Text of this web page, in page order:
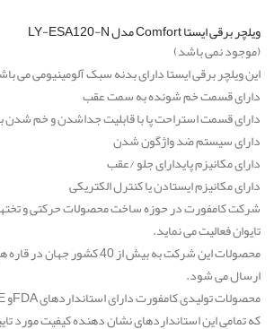
ویلچر برقی ایستا Comfort مدل LY-ESA120-N
(موجود نمی باشد)
این ویلچر برقی ایستا دارای بدنه سبک آلومینیومی می
دارای قسمت خم شونده به سمت عقب
دارای قسمت استراحت پا با قابلیت جداشدن و خم شدن
دارای سیستم ضد واژگون شدن
دارای مکانیزم پایدارای جلو /عقب
دارای مکانیزم ایستادن یا کنترل الکتریکی
شرکت کامفورت در حوزه ساخت محصولات حرکتی و
تایوان فعالیت می نماید.
محصولات این شرکت به بیش از 40
ارسال می شود.
محصولات تولیدی کامفورت دارای استانداردهای FDAو CE و .. است
که تمامی این استانداردهای نشان دهنده کیفیت مورد